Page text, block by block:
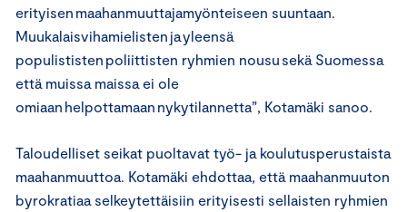
erityisen maahanmuuttajamyönteiseen suuntaan.
Muukalaisvihamielisten ja yleensä
populististen poliittisten ryhmien nousu sekä Suomessa
että muissa maissa ei ole
omiaan helpottamaan nykytilannetta”, Kotamäki sanoo.
Taloudelliset seikat puoltavat työ- ja koulutusperustaista
maahanmuuttoa. Kotamäki ehdottaa, että maahanmuuton
byrokratiaa selkeytettäisiin erityisesti sellaisten ryhmien